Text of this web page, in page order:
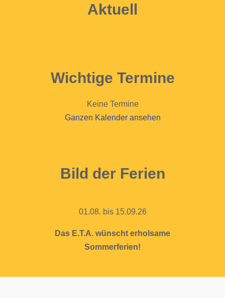
Aktuell
Wichtige Termine
Keine Termine
Ganzen Kalender ansehen
Bild der Ferien
01.08. bis 15.09.26
Das E.T.A. wünscht erholsame
Sommerferien!